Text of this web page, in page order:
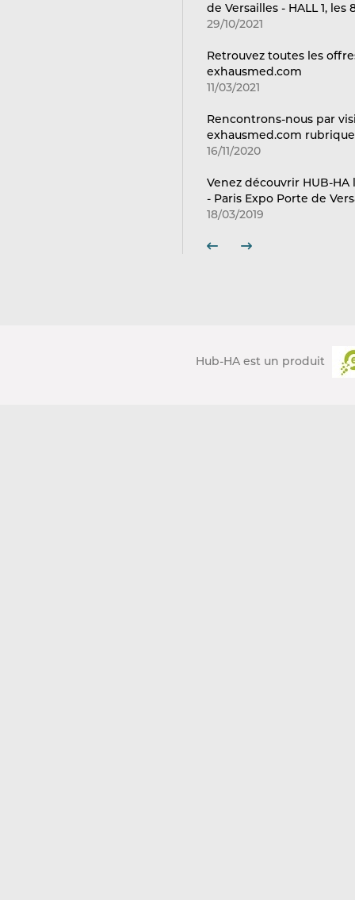
de Versailles - HALL 1, les
29/10/2021
Retrouvez toutes les
exhausmed.com
11/03/2021
Rencontrons-nous par
exhausmed.com
16/11/2020
Venez découvrir HUB-HA
- Paris Expo Porte de
18/03/2019
Hub-HA est un produit